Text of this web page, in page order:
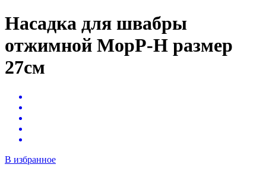
Насадка для швабры
отжимной МорР-Н размер
27см
В избранное